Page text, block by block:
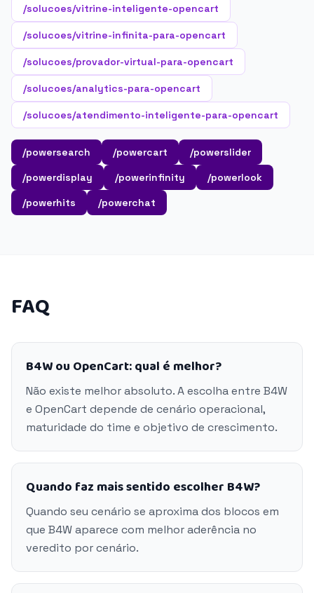
/solucoes/vitrine-inteligente-opencart
/solucoes/vitrine-infinita-para-opencart
/solucoes/provador-virtual-para-opencart
/solucoes/analytics-para-opencart
/solucoes/atendimento-inteligente-para-opencart
/powersearch /powercart
/powerslider
/powerdisplay
/powerinfinity
/powerlook
/powerhits
/powerchat
FAQ
B4W ou OpenCart: qual é melhor?
Não existe melhor absoluto. A escolha entre B4W
e OpenCart depende de cenário operacional,
maturidade do time e objetivo de crescimento.
Quando faz mais sentido escolher B4W?
Quando seu cenário se aproxima dos blocos em
que B4W aparece com melhor aderência no
veredito por cenário.